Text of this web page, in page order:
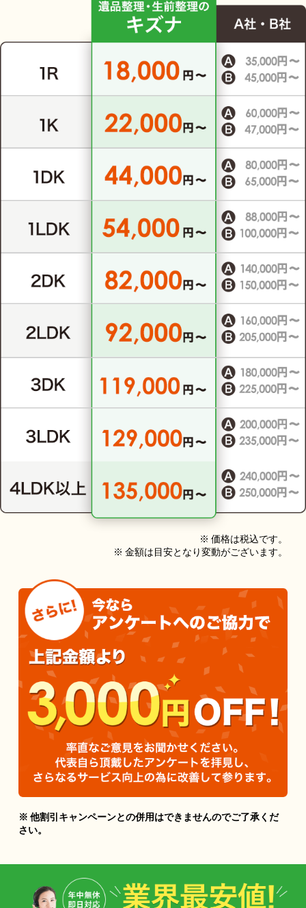
※ 価格は税込です。
※ 金額は目安となり変動がございます。
※ 他割引キャンペーンとの併用はできませんのでご了承くだ
さい。